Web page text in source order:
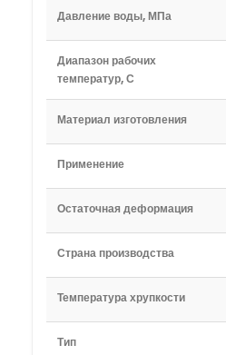
Давление воды, МПа
Диапазон рабочих
температур, С
Материал изготовления
Применение
Остаточная деформация
Страна производства
Температура хрупкости
Тип